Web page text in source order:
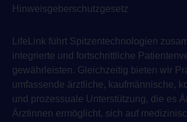
Hinweisgeberschutzgesetz
LifeLink führt Spitzentechnologien
integrierte und fortschrittliche
gewährleisten. Gleichzeitig bieten wir
umfassende ärztliche, kaufmännische,
und prozessuale Unterstützung, die es
Ärztinnen ermöglicht, sich auf